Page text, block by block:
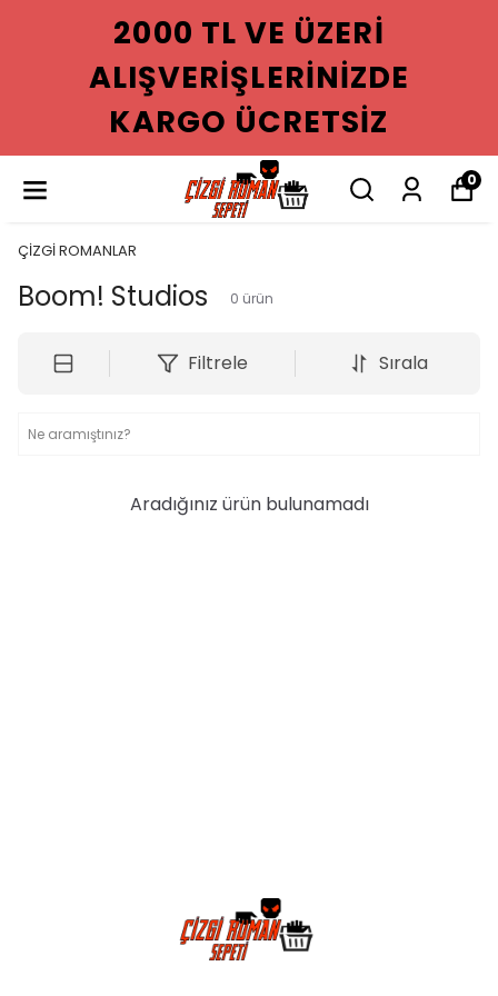
2000 TL VE ÜZERI
ALIŞVERIŞLERINIZDE
KARGO ÜCRETSIZ
0
ÇİZGİ ROMANLAR
Boom! Studios 0 ürün
Filtrele Sırala
Aradığınız ürün bulunamadı